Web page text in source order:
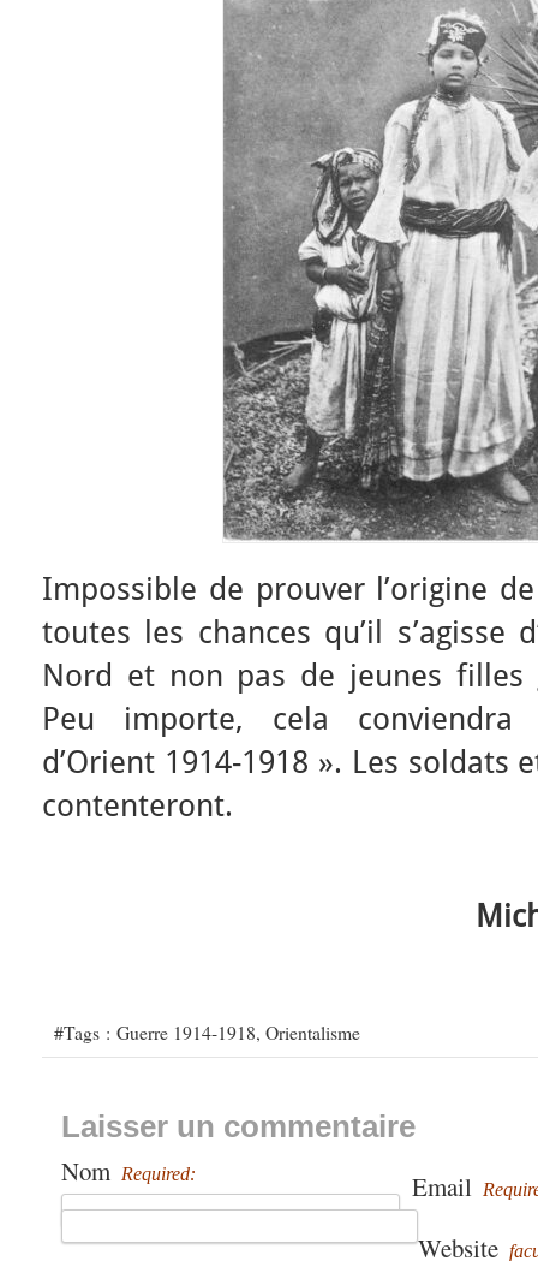
Impossible de prouver l’origine
toutes les chances qu’il s’agisse
Nord et non pas de jeunes filles
Peu importe, cela
d’Orient 1914-1918 ». Les soldats
contenteront.
#Tags : Guerre 1914-1918, Orientalisme
Laisser un commentaire
Nom Required: Email
Website